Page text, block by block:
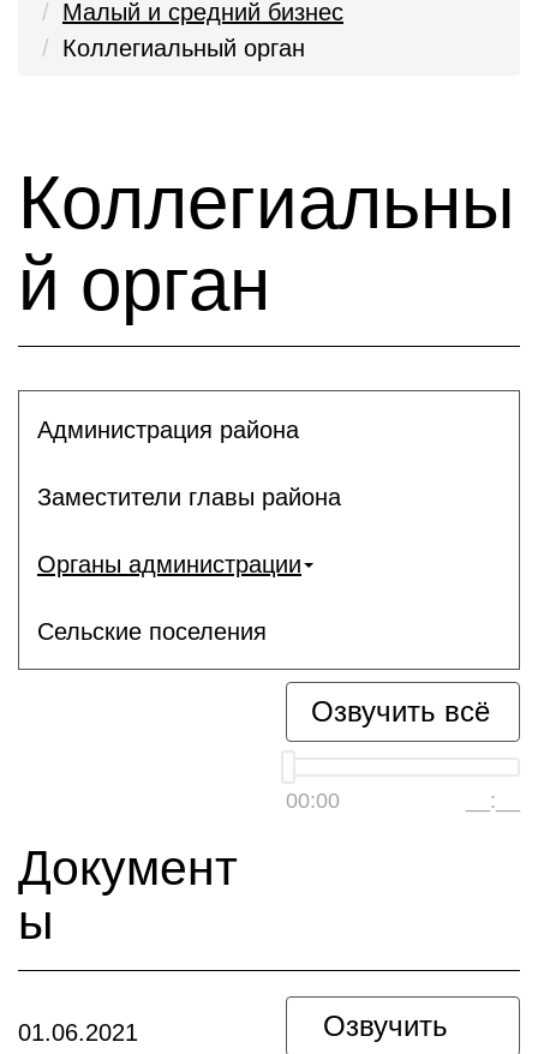
Малый и средний бизнес
Коллегиальный орган
Коллегиальны
й орган
Администрация района
Заместители главы района
Органы администрации
Сельские поселения
Озвучить всё
00:00 __:__
Документ
ы
Озвучить
01.06.2021